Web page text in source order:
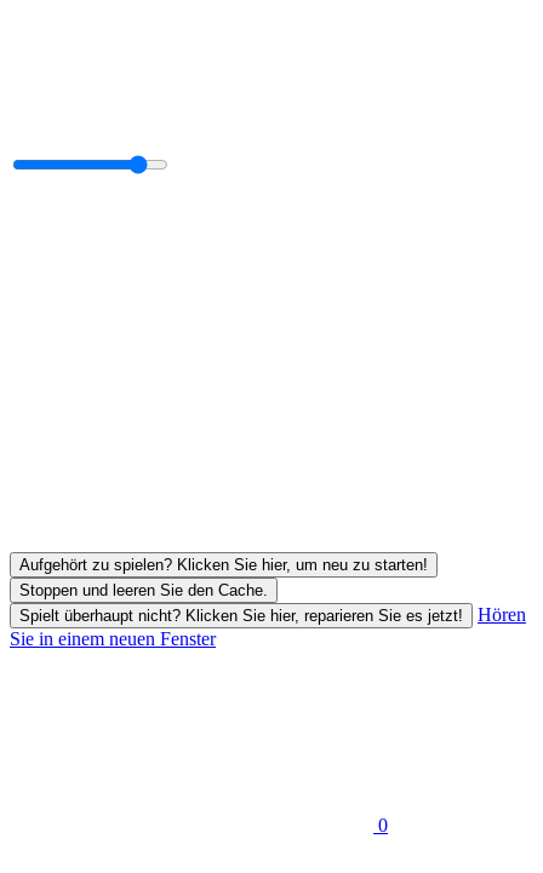
Aufgehört zu spielen? Klicken Sie hier, um neu zu starten!
Stoppen und leeren Sie den Cache.
Spielt überhaupt nicht? Klicken Sie hier, reparieren Sie es jetzt!
Hören
Sie in einem neuen Fenster
0